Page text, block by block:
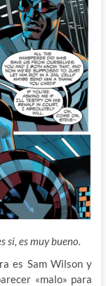
sí, es muy bueno.
es Sam Wilson y
«malo» para